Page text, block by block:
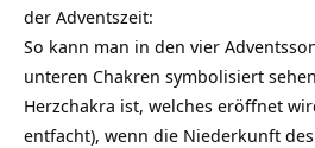
der Adventszeit:
So kann man in den vier
unteren Chakren symbolisiert
Herzchakra ist, welches eröffnet
entfacht), wenn die Niederkunft